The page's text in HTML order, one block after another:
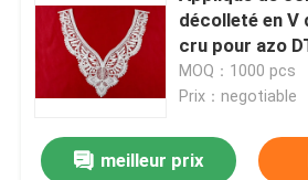
Au sujet de nous
Visite d'usine
décolleté en V
cru pour azo
chemisier de
MOQ：1000 pcs
Prix：negotiable
meilleur prix